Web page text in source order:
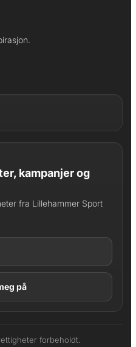
kampanjer og
fra Lillehammer Sport
forbeholdt.
til